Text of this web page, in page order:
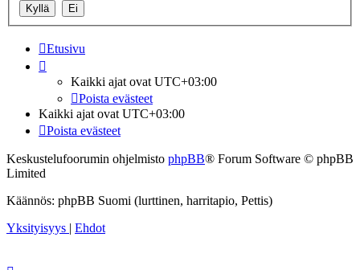
Etusivu
Kaikki ajat ovat UTC+03:00
Poista evästeet
Kaikki ajat ovat UTC+03:00
Poista evästeet
Keskustelufoorumin ohjelmisto phpBB® Forum Software © phpBB
Limited
Käännös: phpBB Suomi (lurttinen, harritapio, Pettis)
Yksityisyys | Ehdot